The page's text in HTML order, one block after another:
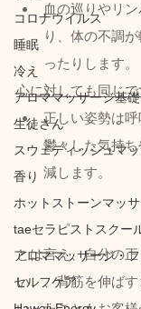
コロナウイルス
睡眠
冷え
アロママッサージ基
生徒さん
スウェディッシュマ
香り
ホットストーンマッ
taeセラピストスクー
アロママッサージ・
セルフケア
血の巡りやリ
り、体の不調
ったりします。
心に対しても同じで
正しい姿勢は呼
鬱々した気持
減します。
とは言え、自分の
い、、背筋を伸ば